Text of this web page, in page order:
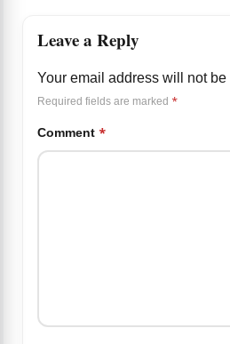
Leave a Reply
Your email address will not
Required fields are marked *
Comment *